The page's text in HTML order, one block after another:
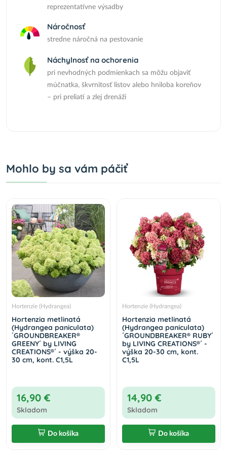
reprezentatívne výsadby
Náročnosť
stredne náročná na pestovanie
Náchylnosť na ochorenia
pri nevhodných podmienkach sa môžu objaviť
múčnatka, škvrnitosť listov alebo hniloba koreňov
– pri preliatí a zlej drenáži
Mohlo by sa vám páčiť
Hortenzie (Hydrangea)
Hortenzia metlinatá
(Hydrangea paniculata)
´GROUNDBREAKER®
GREENY´ by LIVING
CREATIONS®´ - výška 20-
30 cm, kont. C1,5L
16,90 €
Skladom
Do košíka
Hortenzie (Hydrangea)
Hortenzia metlinatá
(Hydrangea paniculata)
´GROUNDBREAKER® RUBY´
by LIVING CREATIONS®´ -
výška 20-30 cm, kont.
C1,5L
14,90 €
Skladom
Do košíka